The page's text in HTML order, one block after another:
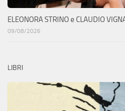
ELEONORA STRINO e CLAUDIO
09/08/2026
LIBRI